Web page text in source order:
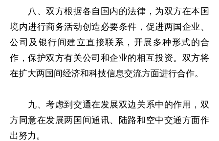
八、双方根据各自国内的法律，为双方在本国
境内进行商务活动创造必要条件，促进两国企业、
公司及银行间建立直接联系，开展多种形式的合
作，保护双方有关公司和企业的相互投资。双方将
在扩大两国间经济和科技信息交流方面进行合作。
九、考虑到交通在发展双边关系中的作用，双
方同意在发展两国间通讯、陆路和空中交通方面作
出努力。